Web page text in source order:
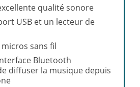
qualité sonore
USB et un lecteur de
micros sans fil
Bluetooth
diffuser la musique depuis